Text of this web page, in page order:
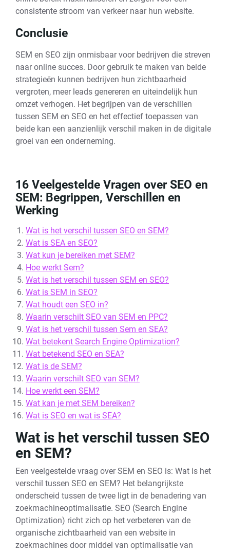
consistente stroom van verkeer naar hun website.
Conclusie
SEM en SEO zijn onmisbaar voor bedrijven die streven
naar online succes. Door gebruik te maken van beide
strategieën kunnen bedrijven hun zichtbaarheid
vergroten, meer leads genereren en uiteindelijk hun
omzet verhogen. Het begrijpen van de verschillen
tussen SEM en SEO en het effectief toepassen van
beide kan een aanzienlijk verschil maken in de digitale
groei van een onderneming.
16 Veelgestelde Vragen over SEO en
SEM: Begrippen, Verschillen en
Werking
Wat is het verschil tussen SEO en SEM?
Wat is SEA en SEO?
Wat kun je bereiken met SEM?
Hoe werkt Sem?
Wat is het verschil tussen SEM en SEO?
Wat is SEM in SEO?
Wat houdt een SEO in?
Waarin verschilt SEO van SEM en PPC?
Wat is het verschil tussen Sem en SEA?
Wat betekent Search Engine Optimization?
Wat betekend SEO en SEA?
Wat is de SEM?
Waarin verschilt SEO van SEM?
Hoe werkt een SEM?
Wat kan je met SEM bereiken?
Wat is SEO en wat is SEA?
Wat is het verschil tussen SEO
en SEM?
Een veelgestelde vraag over SEM en SEO is: Wat is het
verschil tussen SEO en SEM? Het belangrijkste
onderscheid tussen de twee ligt in de benadering van
zoekmachineoptimalisatie. SEO (Search Engine
Optimization) richt zich op het verbeteren van de
organische zichtbaarheid van een website in
zoekmachines door middel van optimalisatie van